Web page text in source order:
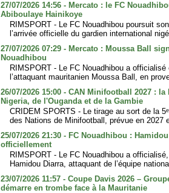
27/07/2026 14:56 - Mercato : le FC
Abiboulaye Hainikoye
RIMSPORT - Le FC Nouadhibou poursuit
l’arrivée officielle du gardien international
27/07/2026 07:29 - Mercato : Moussa Ball
Nouadhibou
RIMSPORT - Le FC Nouadhibou a
l’attaquant mauritanien Moussa Ball, en
26/07/2026 15:00 - CAN Minifootball 2027 :
Nigeria, de l'Ouganda et de la Gambie
CRIDEM SPORTS - Le tirage au sort de la
des Nations de Minifootball, prévue en 2027
25/07/2026 21:30 - FC Nouadhibou :
officiellement
RIMSPORT - Le FC Nouadhibou a
Hamidou Diarra, attaquant de l’équipe
23/07/2026 11:57 - Coupe Davis 2026 –
démarre en trombe face à la Mauritanie